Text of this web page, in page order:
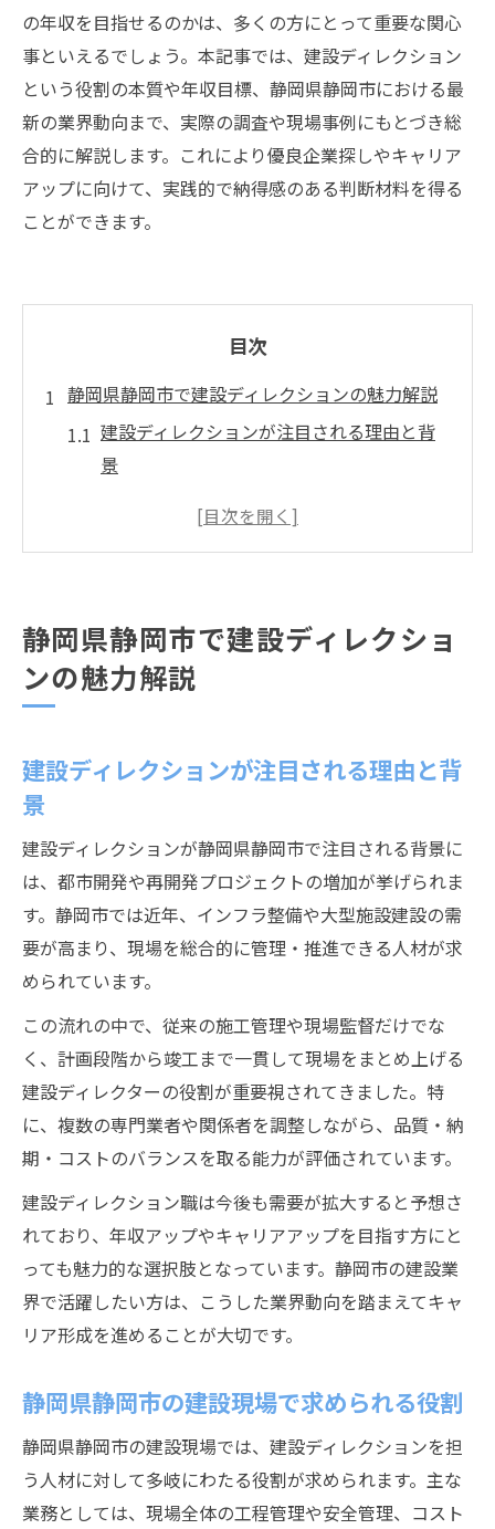
の年収を目指せるのかは、多くの方にとって重要な関心
事といえるでしょう。本記事では、建設ディレクション
という役割の本質や年収目標、静岡県静岡市における最
新の業界動向まで、実際の調査や現場事例にもとづき総
合的に解説します。これにより優良企業探しやキャリア
アップに向けて、実践的で納得感のある判断材料を得る
ことができます。
目次
静岡県静岡市で建設ディレクションの魅力解説
建設ディレクションが注目される理由と背
景
静岡県静岡市の建設現場で求められる役割
い
静岡市の建設業界が直面する新たな課題と
年収アップを目指す建設ディレクターの実践法
建設ディレクターが年収を高めるためのコ
昇給を実現するための建設業界のポイント
建設現場で評価されるスキル習得の重要性
年収アップに直結する建設資格の選び方
キャリアアップを叶える建設求人の探し方
転職先選びに迷ったら建設現場の最新動向を知
建設業界の転職市場と最新求人トレンド解
説
建設現場で重視される経験と新たな価値観
優良企業を見極めるための建設業界の視点
建設転職で失敗しない情報収集のコツとは
現場ディレクション職の求人動向と将来性
建設業界でキャリアを築くための必須スキルと
は
化
業界で長く活躍できるコミュニケーション
術
建設ディレクターに必要な資格とスキル例
静岡県静岡市で建設ディレクショ
ンの魅力解説
建設ディレクションが注目される理由と背
景
建設ディレクションが静岡県静岡市で注目される背景に
は、都市開発や再開発プロジェクトの増加が挙げられま
す。静岡市では近年、インフラ整備や大型施設建設の需
要が高まり、現場を総合的に管理・推進できる人材が求
められています。
この流れの中で、従来の施工管理や現場監督だけでな
く、計画段階から竣工まで一貫して現場をまとめ上げる
建設ディレクターの役割が重要視されてきました。特
に、複数の専門業者や関係者を調整しながら、品質・納
期・コストのバランスを取る能力が評価されています。
建設ディレクション職は今後も需要が拡大すると予想さ
れており、年収アップやキャリアアップを目指す方にと
っても魅力的な選択肢となっています。静岡市の建設業
界で活躍したい方は、こうした業界動向を踏まえてキャ
リア形成を進めることが大切です。
静岡県静岡市の建設現場で求められる役割
静岡県静岡市の建設現場では、建設ディレクションを担
う人材に対して多岐にわたる役割が求められます。主な
業務としては、現場全体の工程管理や安全管理、コスト